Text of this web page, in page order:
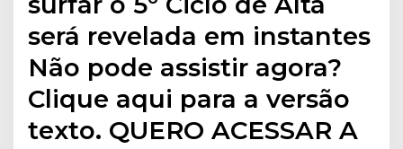
será revelada em instantes
Não pode assistir agora?
Clique aqui para a versão
texto. QUERO ACESSAR A